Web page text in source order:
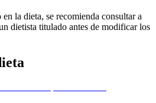
la dieta, se recomienda consultar a
dietista titulado antes de modificar los